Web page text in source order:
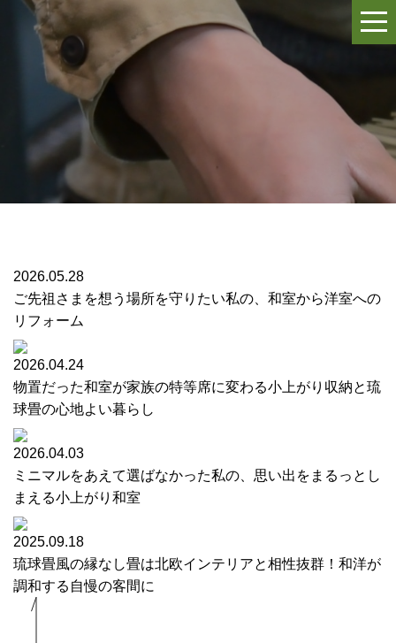
2026.05.28
ご先祖さまを想う場所を守りたい私の、和室から洋室への
リフォーム
2026.04.24
物置だった和室が家族の特等席に変わる小上がり収納と琉
球畳の心地よい暮らし
2026.04.03
ミニマルをあえて選ばなかった私の、思い出をまるっとし
まえる小上がり和室
2025.09.18
琉球畳風の縁なし畳は北欧インテリアと相性抜群！和洋が
調和する自慢の客間に